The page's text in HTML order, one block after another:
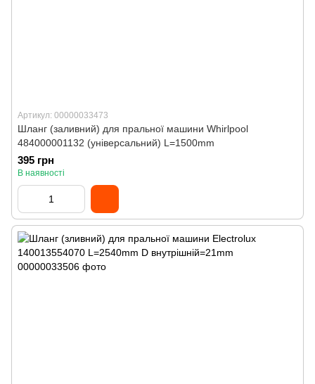
Артикул: 00000033473
Шланг (заливний) для пральної машини Whirlpool
484000001132 (універсальний) L=1500mm
395 грн
В наявності